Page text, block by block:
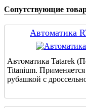
Сопутствующие
Автоматика
Автоматика Tatarek
Titanium.
рубашкой с